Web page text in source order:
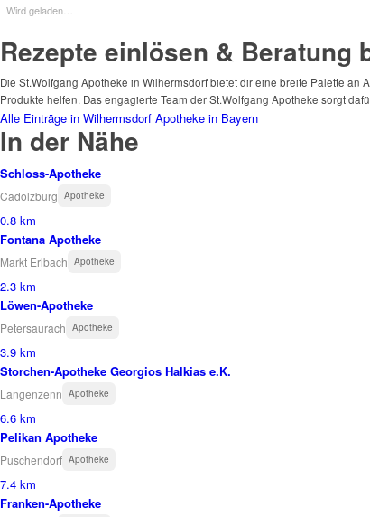
Wird geladen…
Rezepte einlösen &
Die St.Wolfgang Apotheke in Wilhermsdorf bietet dir eine breite Palette
Produkte helfen. Das engagierte Team der St.Wolfgang Apotheke sorgt
Alle Einträge in Wilhermsdorf Apotheke in Bayern
In der Nähe
Schloss-Apotheke
Cadolzburg Apotheke
0.8 km
Fontana Apotheke
Markt Erlbach Apotheke
2.3 km
Löwen-Apotheke
Petersaurach Apotheke
3.9 km
Storchen-Apotheke Georgios Halkias e.K.
Langenzenn Apotheke
6.6 km
Pelikan Apotheke
Puschendorf Apotheke
7.4 km
Franken-Apotheke